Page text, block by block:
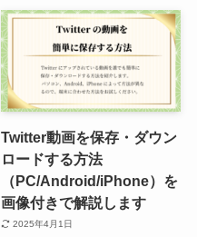
Twitter動画を保存・ダウン
ロードする方法
（PC/Android/iPhone）を
画像付きで解説します
2025年4月1日